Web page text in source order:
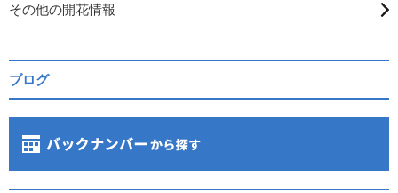
その他の開花情報
ブログ